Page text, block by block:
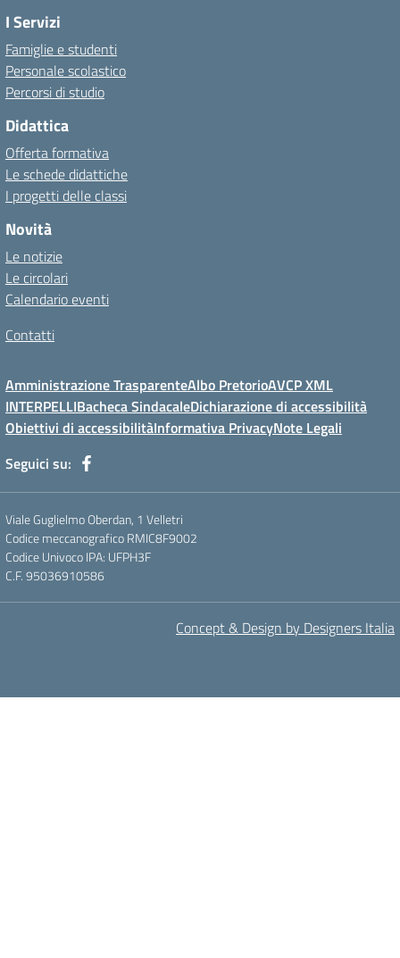
I Servizi
Famiglie e studenti
Personale scolastico
Percorsi di studio
Didattica
Offerta formativa
Le schede didattiche
I progetti delle classi
Novità
Le notizie
Le circolari
Calendario eventi
Contatti
Amministrazione TrasparenteAlbo PretorioAVCP XML
INTERPELLIBacheca SindacaleDichiarazione di accessibilità
Obiettivi di accessibilitàInformativa PrivacyNote Legali
Seguici su:
Viale Guglielmo Oberdan, 1 Velletri
Codice meccanografico RMIC8F9002
Codice Univoco IPA: UFPH3F
C.F. 95036910586
Concept & Design by Designers Italia